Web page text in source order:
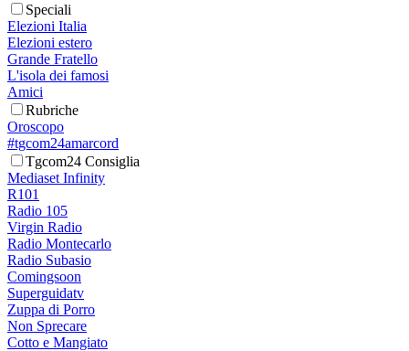
Speciali
Elezioni Italia
Elezioni estero
Grande Fratello
L'isola dei famosi
Amici
Rubriche
Oroscopo
#tgcom24amarcord
Tgcom24 Consiglia
Mediaset Infinity
R101
Radio 105
Virgin Radio
Radio Montecarlo
Radio Subasio
Comingsoon
Superguidatv
Zuppa di Porro
Non Sprecare
Cotto e Mangiato